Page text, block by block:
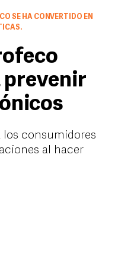
SE HA CONVERTIDO EN
prevenir
los consumidores
al hacer